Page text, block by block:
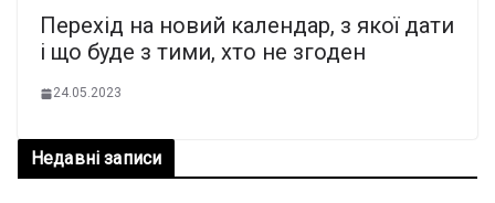
Перехід на новий календар, з якої дати
і що буде з тими, хто не згоден
24.05.2023
Недавні записи